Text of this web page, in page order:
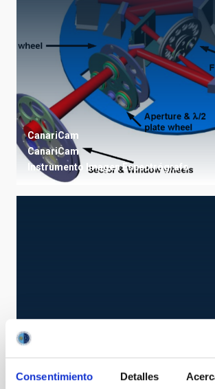
Consentimiento Detalles
CanariCam
CanariCam
Instrumento ImagenEspectrógrafo